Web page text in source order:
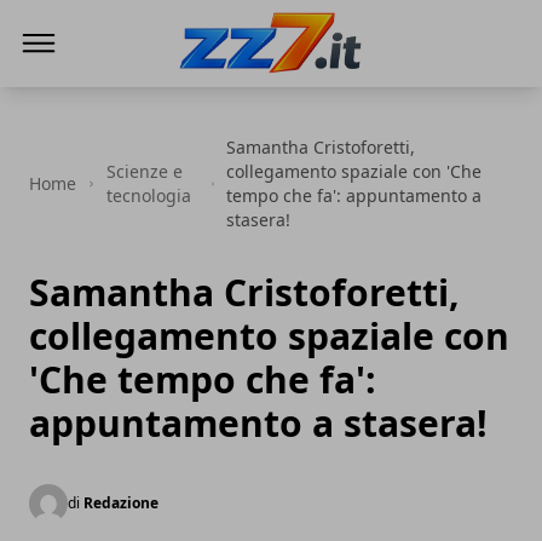
Home
Scienze e
tecnologia
Samantha Cristoforetti,
collegamento spaziale con 'Che
tempo che fa': appuntamento a
stasera!
Samantha Cristoforetti,
collegamento spaziale con
'Che tempo che fa':
appuntamento a stasera!
di Redazione